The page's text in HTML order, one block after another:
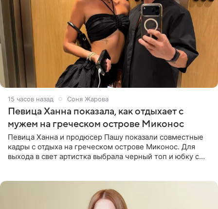
15 часов назад Соня Жарова
Певица Ханна показала, как отдыхает с
мужем на греческом острове Миконос
Певица Ханна и продюсер Пашу показали совместные
кадры с отдыха на греческом острове Миконос. Для
выхода в свет артистка выбрала черный топ и юбку с